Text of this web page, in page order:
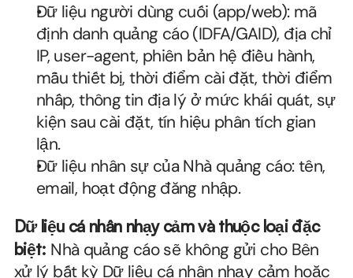
Dữ liệu người dùng cuối (app/web): mã
định danh quảng cáo (IDFA/GAID), địa chỉ
IP, user-agent, phiên bản hệ điều hành,
mẫu thiết bị, thời điểm cài đặt, thời điểm
nhấp, thông tin địa lý ở mức khái quát, sự
kiện sau cài đặt, tín hiệu phân tích gian
lận.
Dữ liệu nhân sự của Nhà quảng cáo: tên,
email, hoạt động đăng nhập.
Dữ liệu cá nhân nhạy cảm và thuộc loại đặc
biệt: Nhà quảng cáo sẽ không gửi cho Bên
xử lý bất kỳ Dữ liệu cá nhân nhạy cảm hoặc